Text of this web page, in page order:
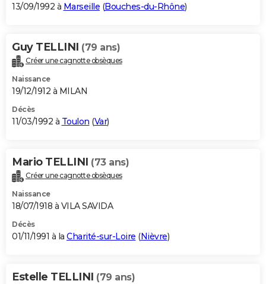
13/09/1992 à Marseille (Bouches-du-Rhône)
Guy TELLINI (79 ans)
Créer une cagnotte obsèques
Naissance
19/12/1912 à MILAN
Décès
11/03/1992 à Toulon (Var)
Mario TELLINI (73 ans)
Créer une cagnotte obsèques
Naissance
18/07/1918 à VILA SAVIDA
Décès
01/11/1991 à la Charité-sur-Loire (Nièvre)
Estelle TELLINI (79 ans)